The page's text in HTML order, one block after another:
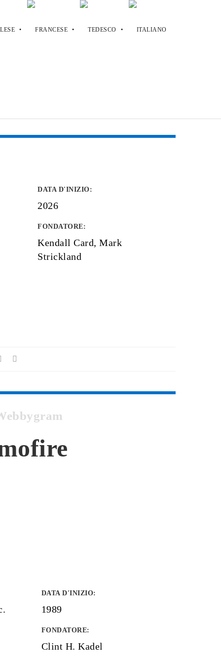
DATA D'INIZIO:
2026
FONDATORE:
Kendall Card, Mark
Strickland
DATA D'INIZIO:
1989
FONDATORE:
Clint H. Kadel